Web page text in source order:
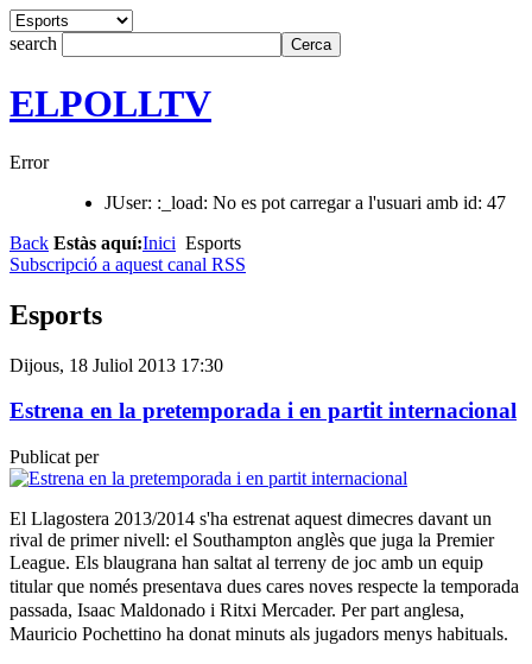
search
ELPOLLTV
Error
JUser: :_load: No es pot carregar a l'usuari amb id: 47
Back Estàs aquí:Inici Esports
Subscripció a aquest canal RSS
Esports
Dijous, 18 Juliol 2013 17:30
Estrena en la pretemporada i en partit internacional
Publicat per
El Llagostera 2013/2014 s'ha estrenat aquest dimecres davant un
rival de primer nivell: el Southampton anglès que juga la Premier
League. Els blaugrana han saltat al terreny de joc amb un equip
titular que només presentava dues cares noves respecte la temporada
passada, Isaac Maldonado i Ritxi Mercader. Per part anglesa,
Mauricio Pochettino ha donat minuts als jugadors menys habituals.